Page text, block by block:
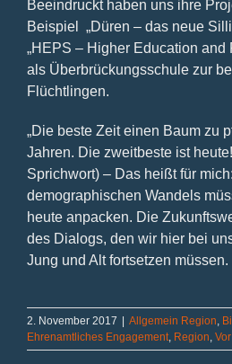
Beeindruckt haben uns ihre
Beispiel „Düren – das neue
„HEPS – Higher Education and
als Überbrückungsschule zur
Flüchtlingen.
„Die beste Zeit einen Baum zu
Jahren. Die zweitbeste ist
Sprichwort) – Das heißt für
demographischen Wandels
heute anpacken. Die
des Dialogs, den wir hier bei
Jung und Alt fortsetzen müssen.
2. November 2017 | Allgemein Region,
Ehrenamtliches Engagement, Region,